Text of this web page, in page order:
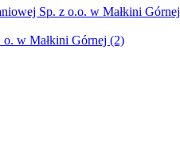
Sp. z o.o. w Małkini Górnej
o. w Małkini Górnej (2)